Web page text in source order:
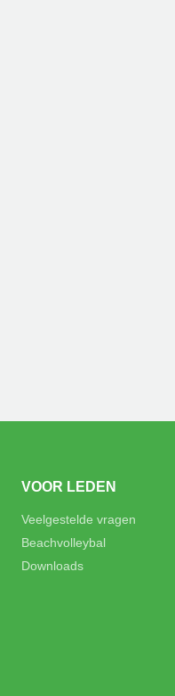
VOOR LEDEN
Veelgestelde vragen
Beachvolleybal
Downloads